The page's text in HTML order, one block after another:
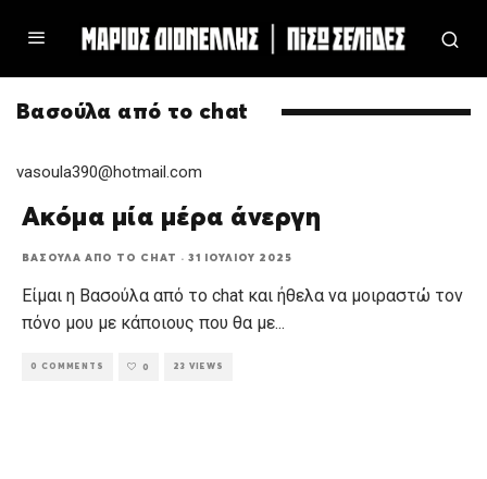
Βασούλα από το chat
vasoula390@hotmail.com
Ακόμα μία μέρα άνεργη
ΒΑΣΟΎΛΑ ΑΠΌ ΤΟ CHAT · 31 ΙΟΥΛΊΟΥ 2025
Είμαι η Βασούλα από το chat και ήθελα να μοιραστώ τον
πόνο μου με κάποιους που θα με...
0 COMMENTS 0 23 VIEWS